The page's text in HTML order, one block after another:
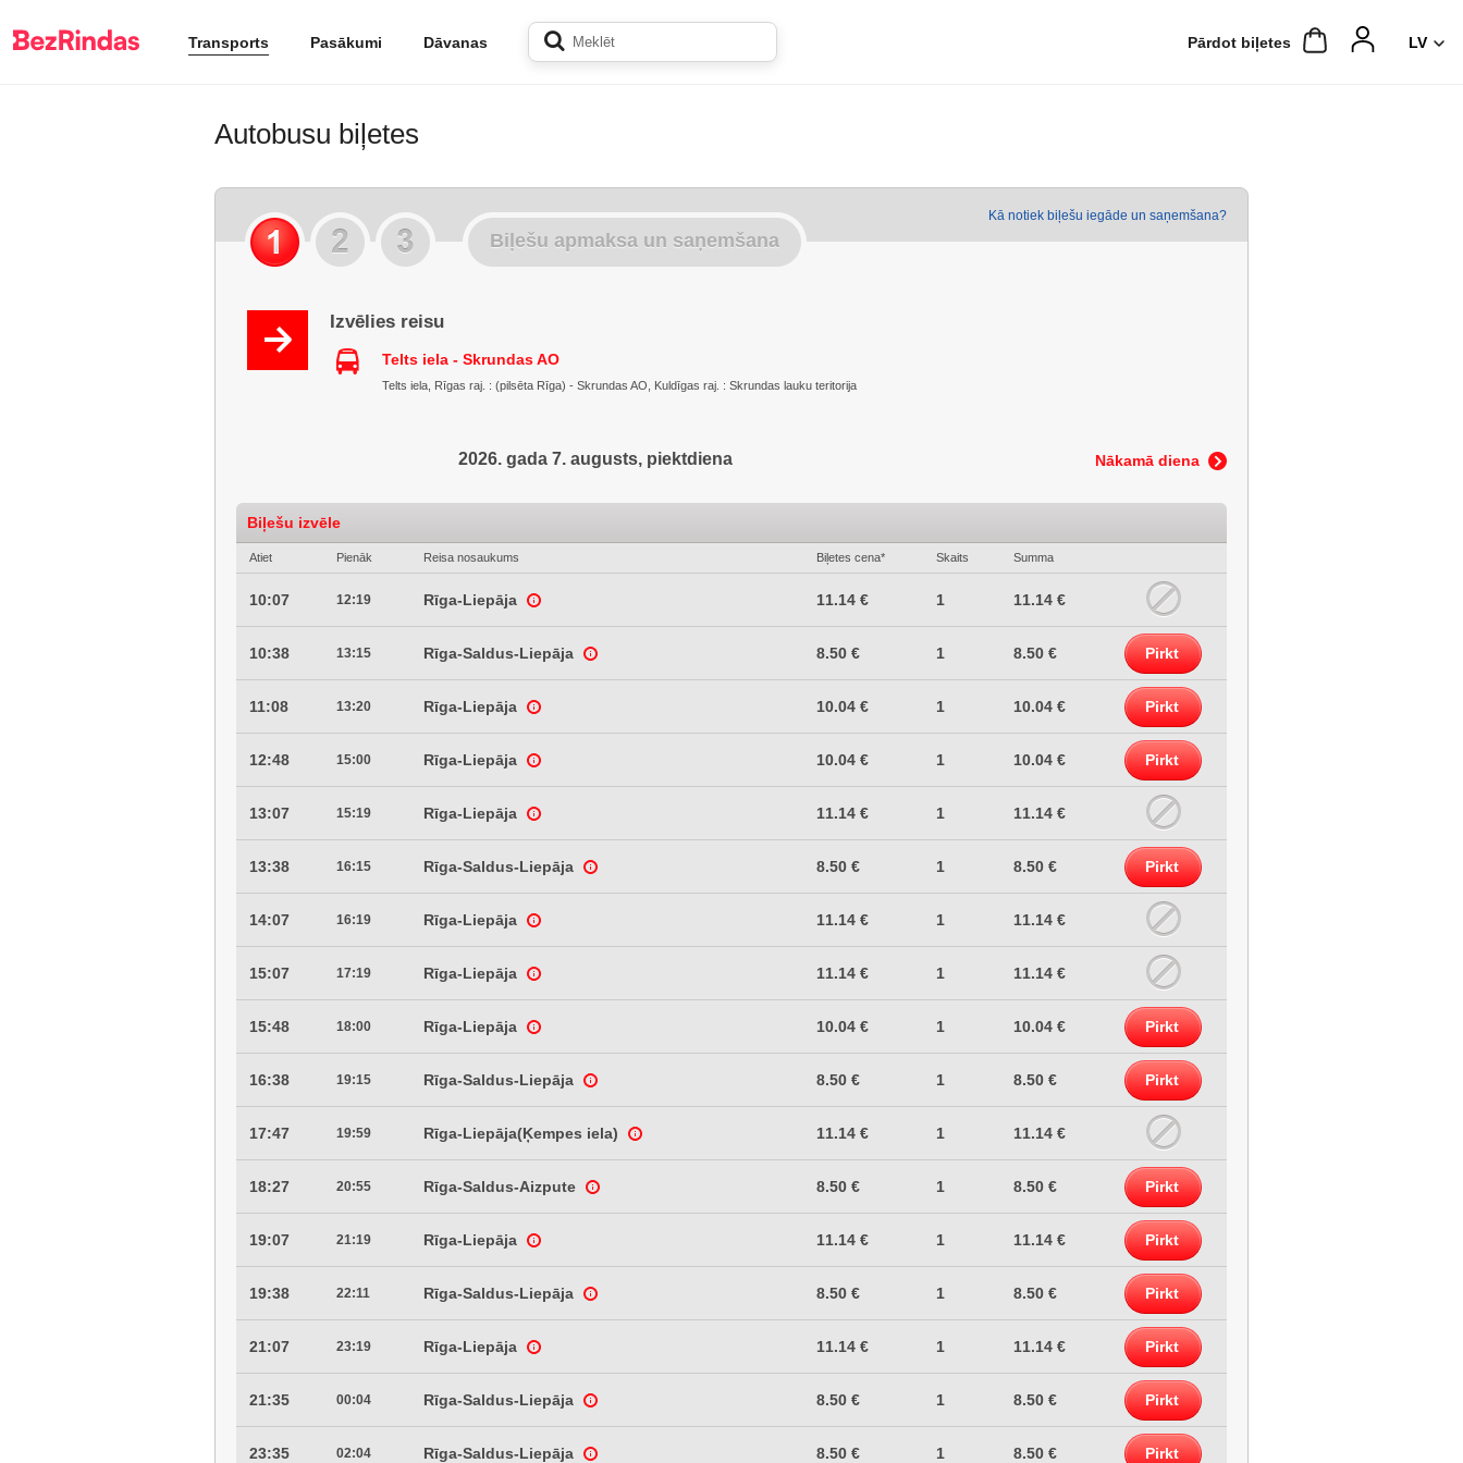
Transports Pasākumi Dāvanas Pārdot biļetes
Autobusu biļetes
Kā notiek biļešu iegāde un saņemšana?
Biļešu apmaksa un saņemšana
Izvēlies reisu
Telts iela - Skrundas AO
Telts iela, Rīgas raj. : (pilsēta Rīga) - Skrundas AO, Kuldīgas raj. : Skrundas lauku teritorija
Nākamā diena
2026. gada 7. augusts, piektdiena
Biļešu izvēle
Atiet Pienāk Reisa nosaukums Biļetes cena* Skaits Summa
10:07 12:19 Rīga-Liepāja 11.14 € 1 11.14 €
10:38 13:15 Rīga-Saldus-Liepāja 8.50 € 1 8.50 € Pirkt
11:08 13:20 Rīga-Liepāja 10.04 € 1 10.04 € Pirkt
12:48 15:00 Rīga-Liepāja 10.04 € 1 10.04 € Pirkt
13:07 15:19 Rīga-Liepāja 11.14 € 1 11.14 €
13:38 16:15 Rīga-Saldus-Liepāja 8.50 € 1 8.50 € Pirkt
14:07 16:19 Rīga-Liepāja 11.14 € 1 11.14 €
15:07 17:19 Rīga-Liepāja 11.14 € 1 11.14 €
15:48 18:00 Rīga-Liepāja 10.04 € 1 10.04 € Pirkt
16:38 19:15 Rīga-Saldus-Liepāja 8.50 € 1 8.50 € Pirkt
17:47 19:59 Rīga-Liepāja(Ķempes iela) 11.14 € 1 11.14 €
18:27 20:55 Rīga-Saldus-Aizpute 8.50 € 1 8.50 € Pirkt
19:07 21:19 Rīga-Liepāja 11.14 € 1 11.14 € Pirkt
19:38 22:11 Rīga-Saldus-Liepāja 8.50 € 1 8.50 € Pirkt
21:07 23:19 Rīga-Liepāja 11.14 € 1 11.14 € Pirkt
21:35 00:04 Rīga-Saldus-Liepāja 8.50 € 1 8.50 € Pirkt
23:35 02:04 Rīga-Saldus-Liepāja 8.50 € 1 8.50 € Pirkt